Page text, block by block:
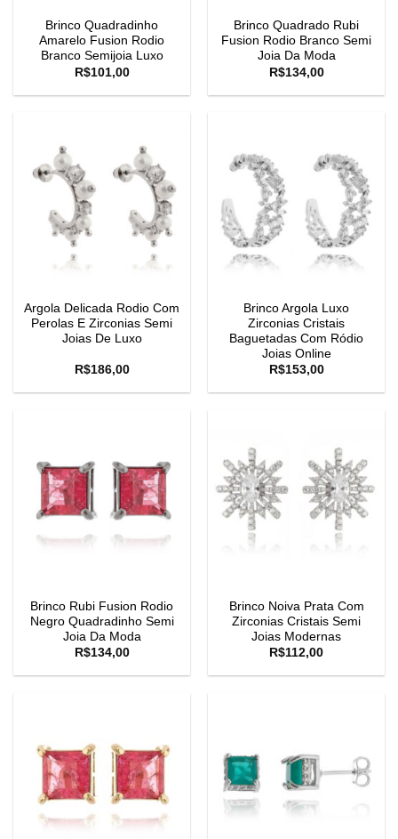
Brinco Quadradinho
Amarelo Fusion Rodio
Branco Semijoia Luxo
R$101,00
Brinco Quadrado Rubi
Fusion Rodio Branco Semi
Joia Da Moda
R$134,00
Argola Delicada Rodio Com
Perolas E Zirconias Semi
Joias De Luxo
R$186,00
Brinco Argola Luxo
Zirconias Cristais
Baguetadas Com Ródio
Joias Online
R$153,00
Brinco Rubi Fusion Rodio
Negro Quadradinho Semi
Joia Da Moda
R$134,00
Brinco Noiva Prata Com
Zirconias Cristais Semi
Joias Modernas
R$112,00